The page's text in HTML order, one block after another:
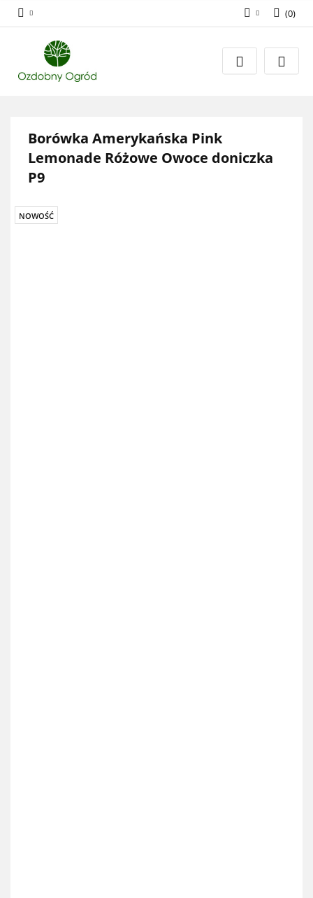
Zaloguj się
Zarejestruj się
(0)
Borówka Amerykańska Pink
Lemonade Różowe Owoce doniczka
P9
NOWOŚĆ